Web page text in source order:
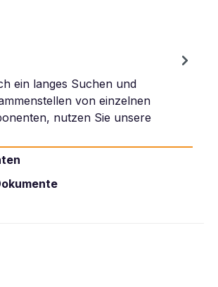
ein langes Suchen und
von einzelnen
nutzen Sie unsere